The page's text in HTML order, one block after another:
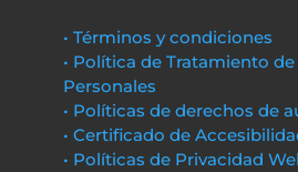
• Términos y condiciones
• Política de Tratamiento
Personales
• Políticas de derechos de
• Certificado de
• Políticas de Privacidad